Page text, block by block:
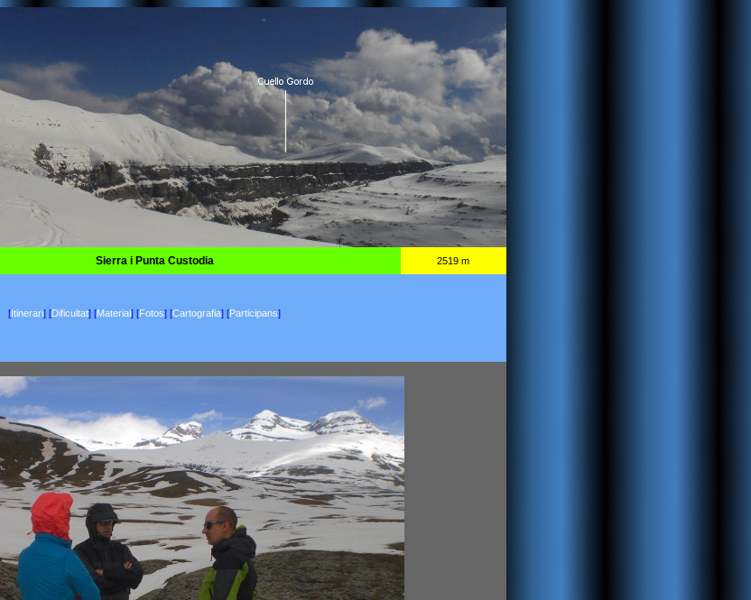
Sierra i Punta Custodia 2519 m
[Itinerari] [Dificultat] [Material] [Fotos] [Cartografia] [Participans]